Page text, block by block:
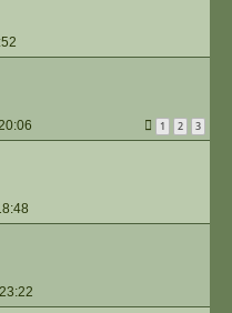
1 2 3